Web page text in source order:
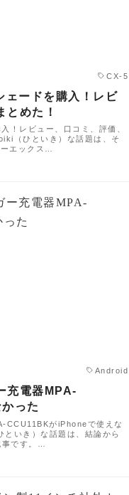
CX-5
ードを購入！レビ
とめた！
！レビュー、口コミ、評価、
（ひといき）な話題は、そ
エックス…
Android
充電器MPA-
った
CCU11BKがiPhoneで使えな
いき）な話題は、結論から
です。…